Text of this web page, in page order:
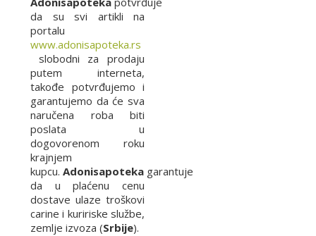
da su svi artikli na
portalu
www.adonisapoteka.rs
slobodni za prodaju
putem interneta,
takođe potvrđujemo i
garantujemo da će sva
naručena roba biti
poslata u
dogovorenom roku
krajnjem
kupcu. Adonisapoteka garantuje
da u plaćenu cenu
dostave ulaze troškovi
carine i kuririske službe,
zemlje izvoza (Srbije).